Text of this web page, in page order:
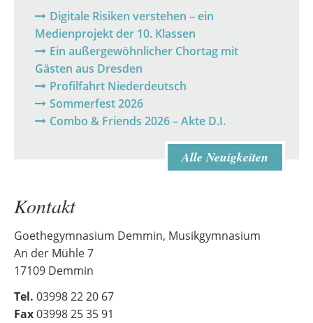
Digitale Risiken verstehen – ein
Medienprojekt der 10. Klassen
Ein außergewöhnlicher Chortag mit
Gästen aus Dresden
Profilfahrt Niederdeutsch
Sommerfest 2026
Combo & Friends 2026 – Akte D.I.
Alle Neuigkeiten
Kontakt
Goethegymnasium Demmin, Musikgymnasium
An der Mühle 7
17109 Demmin
Tel. 03998 22 20 67
Fax03998 25 35 91